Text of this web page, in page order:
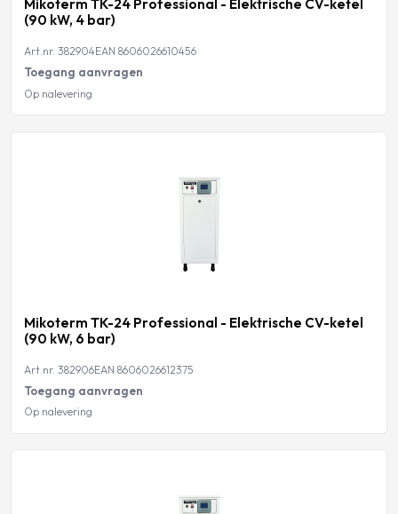
Mikoterm TK-24 Professional - Elektrische CV-ketel
(90 kW, 4 bar)
Art.nr. 382904EAN 8606026610456
Toegang aanvragen
Op nalevering
Mikoterm TK-24 Professional - Elektrische CV-ketel
(90 kW, 6 bar)
Art.nr. 382906EAN 8606026612375
Toegang aanvragen
Op nalevering